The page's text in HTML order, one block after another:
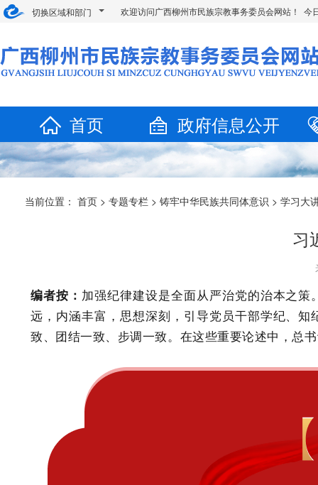
切换区域和部门 欢迎访问广西柳州市民族宗教事务委员会网站！ 今
首页 政府信息公开
当前位置： 首页 > 专题专栏 > 铸牢中华民族共同体意识 > 学习大
习
编者按： 加强纪律建设是全面从严治党的治本之
远，内涵丰富，思想深刻，引导党员干部学纪、
致、团结一致、步调一致。在这些重要论述中，总